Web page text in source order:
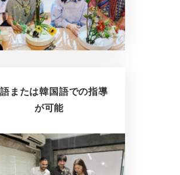
または韓国語での指導
が可能